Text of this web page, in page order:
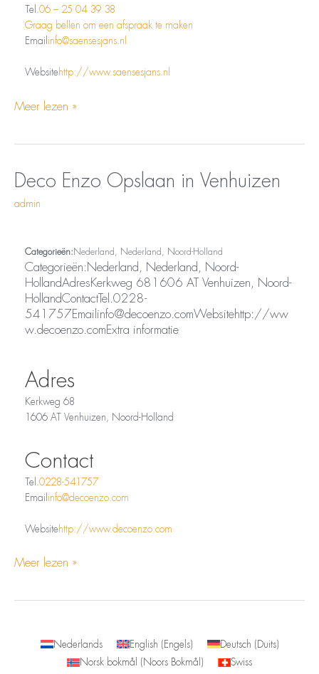
Tel. 06 – 25 04 39 38
Graag bellen om een afspraak te maken
Email info@saensesjans.nl
Websitehttp://www.saensesjans.nl
Meer lezen »
Deco Enzo Opslaan in Venhuizen
admin
Categorieën: Nederland, Nederland, Noord-Holland
Categorieën:Nederland, Nederland, Noord-
HollandAdresKerkweg 681606 AT Venhuizen, Noord-
HollandContactTel.0228-
541757Emailinfo@decoenzo.comWebsitehttp://ww
w.decoenzo.comExtra informatie
Adres
Kerkweg 68
1606 AT Venhuizen, Noord-Holland
Contact
Tel. 0228-541757
Email info@decoenzo.com
Websitehttp://www.decoenzo.com
Deco
Enzo
Opslaan
in
Venhuizen
Meer lezen »
Nederlands English (Engels) Deutsch ( Duits)
Norsk bokmål
( Noors Bokmål ) Swiss